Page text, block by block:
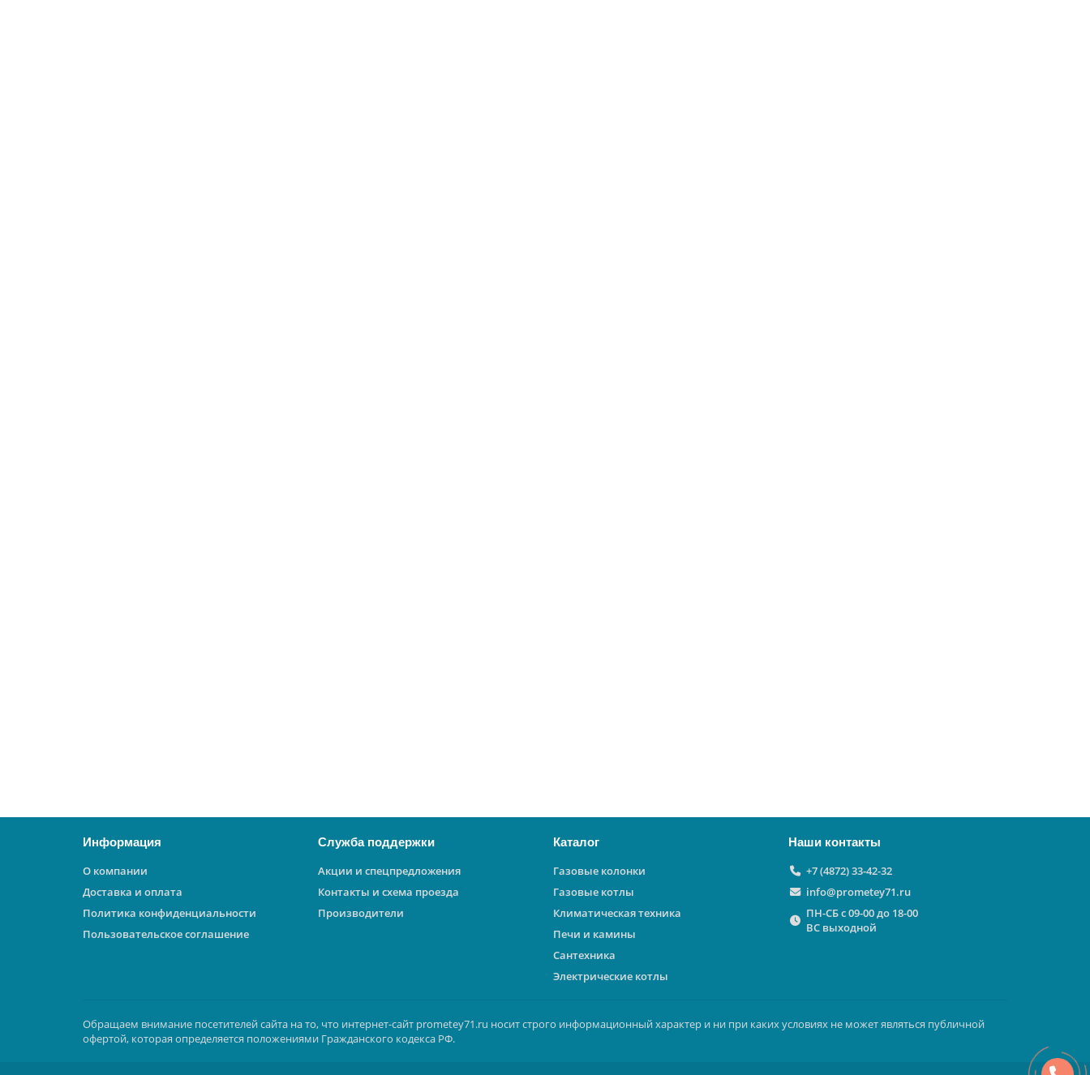
Информация
О компании
Доставка и оплата
Политика конфиденциальности
Пользовательское соглашение
Служба поддержки
Акции и спецпредложения
Контакты и схема проезда
Производители
Каталог
Газовые колонки
Газовые котлы
Климатическая техника
Печи и камины
Сантехника
Электрические котлы
Наши контакты
+7 (4872) 33-42-32
info@prometey71.ru
ПН-СБ с 09-00 до 18-00
ВС выходной
Обращаем внимание посетителей сайта на то, что интернет-сайт prometey71.ru носит строго информационный характер и ни при каких условиях не может являться публичной
офертой, которая определяется положениями Гражданского кодекса РФ.